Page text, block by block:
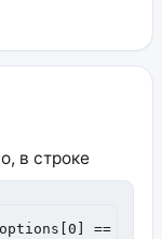
в строке
== '' ||